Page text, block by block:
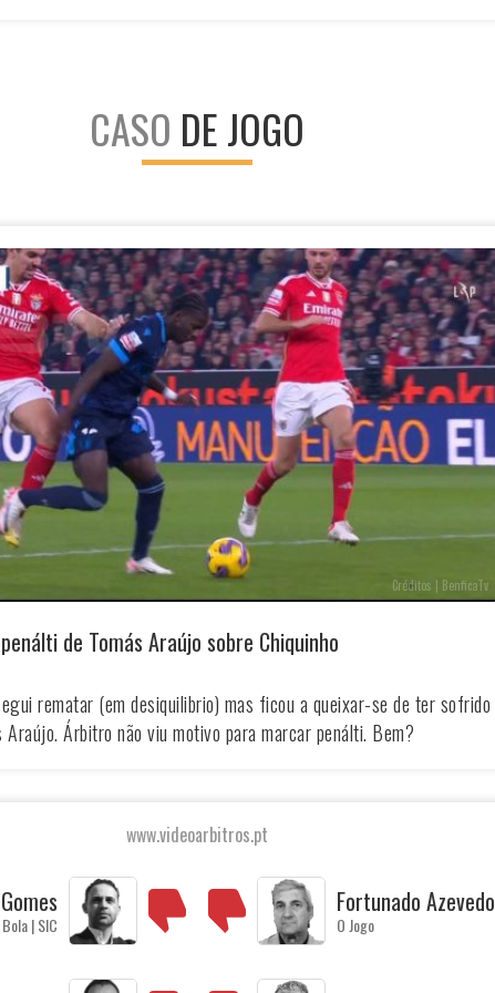
CASO DE JOGO
Créditos | BenficaTv
de Tomás Araújo sobre Chiquinho
rematar (em desiquilibrio) mas ficou a queixar-se de ter sofrido
Araújo. Árbitro não viu motivo para marcar penálti. Bem?
www.videoarbitros.pt
| SIC
Fortunado Azevedo
O Jogo